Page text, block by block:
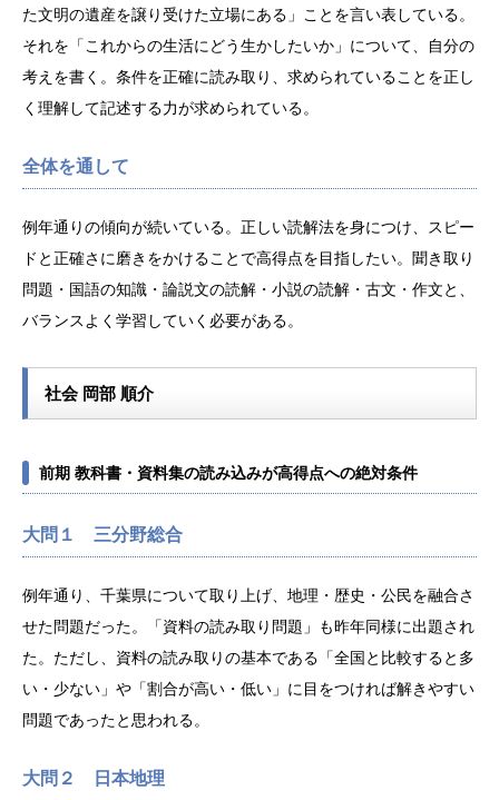
た文明の遺産を譲り受けた立場にある」ことを言い表している。
それを「これからの生活にどう生かしたいか」について、自分の
考えを書く。条件を正確に読み取り、求められていることを正し
く理解して記述する力が求められている。
全体を通して
例年通りの傾向が続いている。正しい読解法を身につけ、スピー
ドと正確さに磨きをかけることで高得点を目指したい。聞き取り
問題・国語の知識・論説文の読解・小説の読解・古文・作文と、
バランスよく学習していく必要がある。
社会 岡部 順介
前期 教科書・資料集の読み込みが高得点への絶対条件
大問１ 三分野総合
例年通り、千葉県について取り上げ、地理・歴史・公民を融合さ
せた問題だった。「資料の読み取り問題」も昨年同様に出題され
た。ただし、資料の読み取りの基本である「全国と比較すると多
い・少ない」や「割合が高い・低い」に目をつければ解きやすい
問題であったと思われる。
大問２ 日本地理